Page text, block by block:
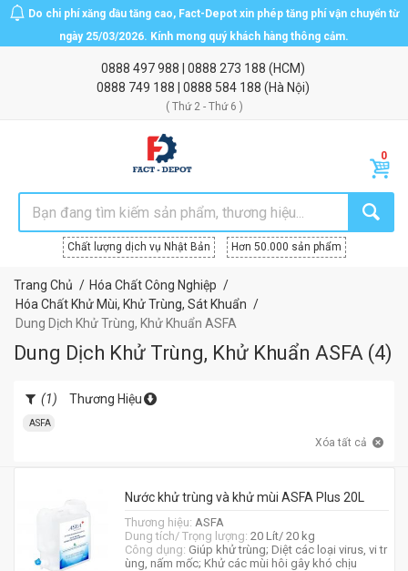
Do chi phí xăng dầu tăng cao, Fact-Depot xin phép tăng phí vận chuyển từ
ngày 25/03/2026. Kính mong quý khách hàng thông cảm.
0888 497 988 0888 273 188 (HCM)
0888 749 188
0888 584 188 (Hà Nội)
( Thứ 2 - Thứ 6 )
Chất lượng dịch vụ Nhật Bản Hơn 50.000 sản phẩm
Trang Chủ
Hóa Chất Công Nghiệp
Hóa Chất Khử Mùi, Khử Trùng, Sát Khuẩn
Dung Dịch Khử Trùng, Khử Khuẩn ASFA
Dung Dịch Khử Trùng, Khử Khuẩn ASFA (4)
(1) Thương Hiệu
ASFA
Xóa tất cả
Nước khử trùng và khử mùi ASFA Plus 20L
Thương hiệu: ASFA
Dung tích/ Trọng lượng: 20 Lít/ 20 kg
Công dụng: Giúp khử trùng; Diệt các loại virus, vi tr
ùng, nấm mốc; Khử các mùi hôi gây khó chịu